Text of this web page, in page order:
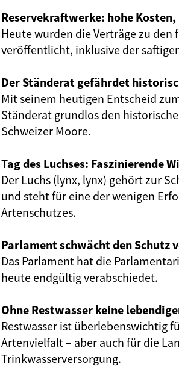
Reservekraftwerke: hohe
Heute wurden die Verträge zu den
veröffentlicht, inklusive der
Der Ständerat gefährdet
Mit seinem heutigen Entscheid
Ständerat grundlos den
Schweizer Moore.
Tag des Luchses: Faszinierende
Der Luchs (lynx, lynx) gehört zur
und steht für eine der wenigen
Artenschutzes.
Parlament schwächt den Schutz
Das Parlament hat die
heute endgültig verabschiedet.
Ohne Restwasser keine
Restwasser ist überlebenswichtig
Artenvielfalt – aber auch für die
Trinkwasserversorgung.